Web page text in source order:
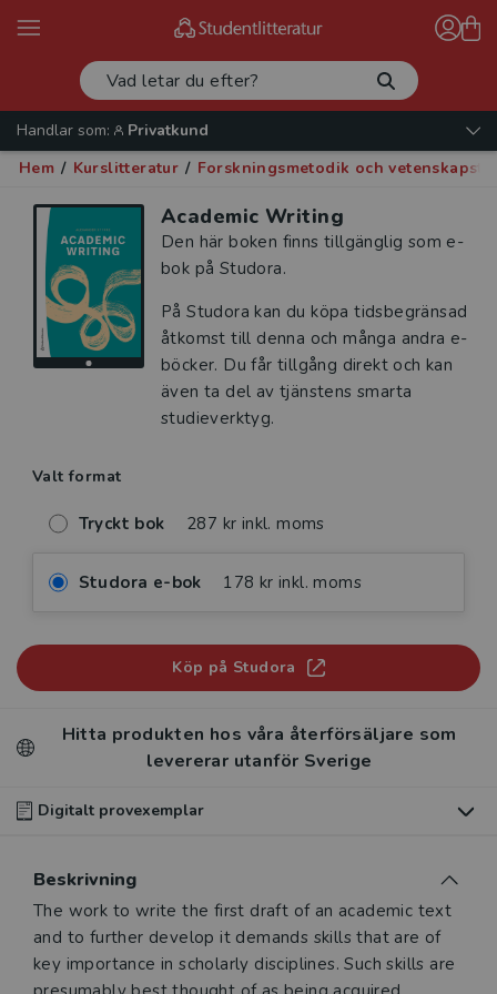
Handlar som:
Privatkund
Hem / Kurslitteratur / Forskningsmetodik och
Academic Writing
Den här boken finns tillgänglig som e-
bok på Studora.
På Studora kan du köpa tidsbegränsad
åtkomst till denna och många andra e-
böcker. Du får tillgång direkt och kan
även ta del av tjänstens smarta
studieverktyg.
Valt format
Tryckt bok 287 kr inkl. moms
Studora e-bok 178 kr inkl. moms
Köp på Studora
Hitta produkten hos våra återförsäljare som
levererar utanför Sverige
Digitalt provexemplar
digitalt provexemplar av den här produkten
Våra digitala provexemplar tillhandahålls via Studora.se
och ger dig tillgång till boken under 180 dagar. Observera
att erbjudandet endast gäller relevanta produkter för din
Beskrivning
Beskrivning
The work to write the first draft of an academic text
and to further develop it demands skills that are of
key importance in scholarly disciplines. Such skills are